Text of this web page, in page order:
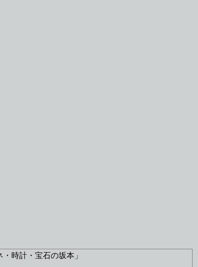
時計・宝石の坂本」